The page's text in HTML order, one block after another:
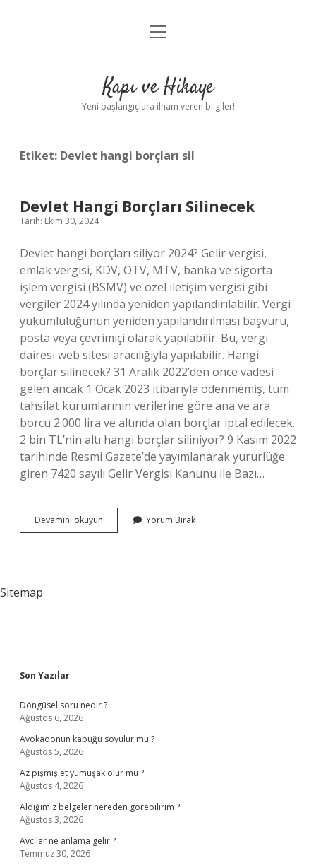
Anasayfa
Yasal Uyarı
menüyü
Kapı ve Hikaye
Yeni başlangıçlara ilham veren bilgiler!
Etiket: Devlet hangi borçları sil
Devlet Hangi Borçları Silinecek
Tarih: Ekim 30, 2024
Devlet hangi borçları siliyor 2024? Gelir vergisi,
emlak vergisi, KDV, ÖTV, MTV, banka ve sigorta
işlem vergisi (BSMV) ve özel iletişim vergisi gibi
vergiler 2024 yılında yeniden yapılandırılabilir. Vergi
yükümlülüğünün yeniden yapılandırılması başvuru,
posta veya çevrimiçi olarak yapılabilir. Bu, vergi
dairesi web sitesi aracılığıyla yapılabilir. Hangi
borçlar silinecek? 31 Aralık 2022’den önce vadesi
gelen ancak 1 Ocak 2023 itibarıyla ödenmemiş, tüm
tahsilat kurumlarının verilerine göre ana ve ara
borcu 2.000 lira ve altında olan borçlar iptal edilecek.
2 bin TL’nin altı hangi borçlar siliniyor? 9 Kasım 2022
tarihinde Resmi Gazete’de yayımlanarak yürürlüğe
giren 7420 sayılı Gelir Vergisi Kanunu ile Bazı…
Devamını okuyun
Hangi
Yorum Bırak
Sitemap
Sidebar
Son Yazılar
Döngüsel soru nedir ?
Ağustos 6, 2026
Avokadonun kabuğu soyulur mu ?
Ağustos 5, 2026
Az pişmiş et yumuşak olur mu ?
Ağustos 4, 2026
Aldığımız belgeler nereden görebilirim ?
Ağustos 3, 2026
Avcılar ne anlama gelir ?
Temmuz 30, 2026